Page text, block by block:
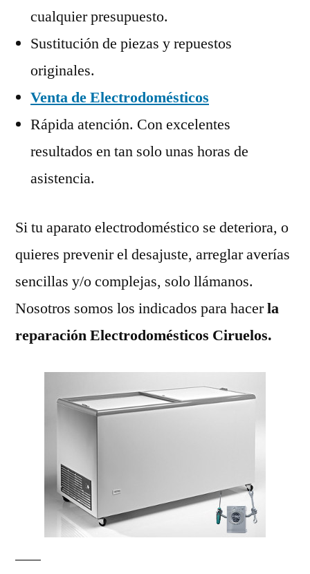
cualquier presupuesto.
Sustitución de piezas y repuestos
originales.
Venta de Electrodomésticos
Rápida atención. Con excelentes
resultados en tan solo unas horas de
asistencia.
Si tu aparato electrodoméstico se deteriora, o
quieres prevenir el desajuste, arreglar averías
sencillas y/o complejas, solo llámanos.
Nosotros somos los indicados para hacerla
reparación Electrodomésticos Ciruelos.